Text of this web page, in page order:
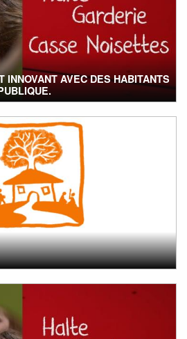
INNOVANT AVEC DES HABITANTS